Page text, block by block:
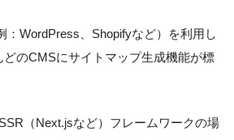
：WordPress、Shopifyなど）を利用し
のCMSにサイトマップ生成機能が標
（Next.jsなど）フレームワークの場